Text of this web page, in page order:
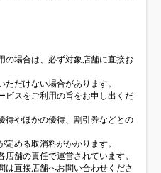
の場合は、必ず対象店舗に直接お
だけない場合があります。
ビスをご利用の旨をお申し出くだ
待やほかの優待、割引券などとの
める取消料がかかります。
舗の責任で運営されています。
は直接店舗へお問い合わせくださ